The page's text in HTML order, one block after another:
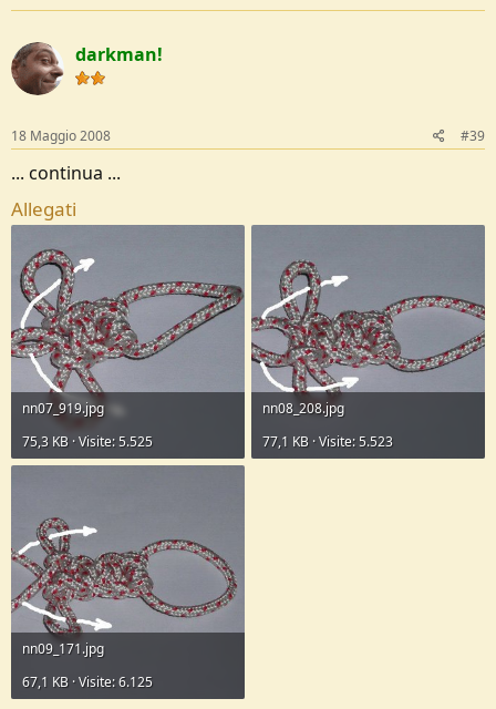
darkman!
18 Maggio 2008 #39
... continua ...
Allegati
nn07_919.jpg
75,3 KB · Visite: 5.525
nn08_208.jpg
77,1 KB · Visite: 5.523
nn09_171.jpg
67,1 KB · Visite: 6.125